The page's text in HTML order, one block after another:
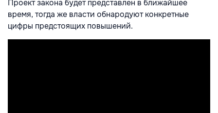
Проект закона будет представлен в ближайшее
время, тогда же власти обнародуют конкретные
цифры предстоящих повышений.